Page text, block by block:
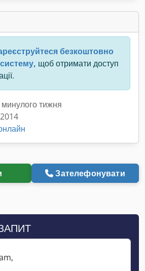
безкоштовно
щоб отримати доступ
тижня
Зателефонувати